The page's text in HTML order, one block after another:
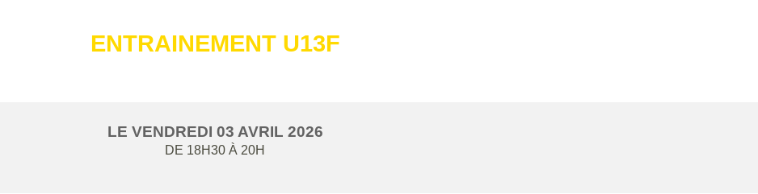
ENTRAINEMENT U13F
LE VENDREDI 03 AVRIL 2026
DE 18H30 À 20H